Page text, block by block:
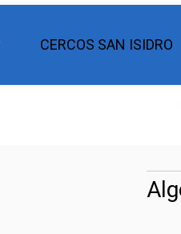
CERCOS SAN ISIDRO